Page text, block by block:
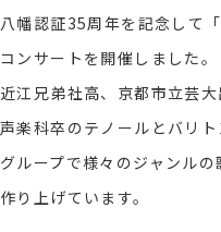
八幡認証35周年を記念して
コンサートを開催しました。
近江兄弟社高、京都市立芸
声楽科卒のテノールとバリ
グループで様々のジャンル
作り上げています。